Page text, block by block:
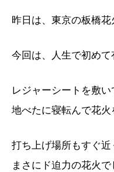
昨日は、東京の板橋
今回は、人生で初めて
レジャーシートを敷い
地べたに寝転んで花火
打ち上げ場所もすぐ近
まさにド迫力の花火で